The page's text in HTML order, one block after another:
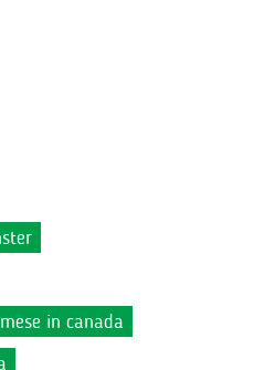
in canada